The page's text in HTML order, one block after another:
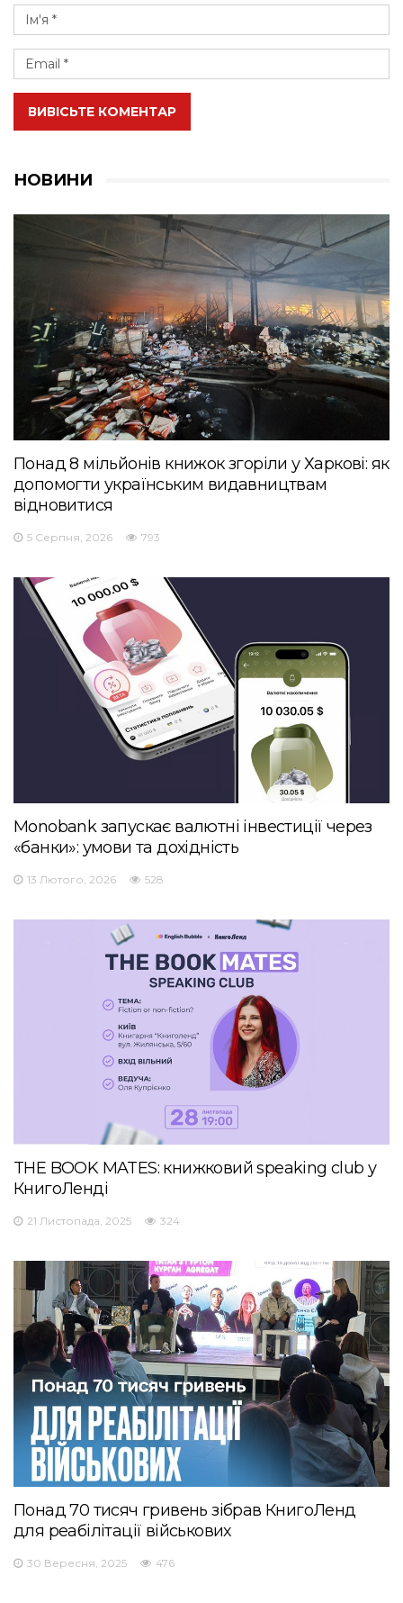
ВИВІСЬТЕ КОМЕНТАР
НОВИНИ
Понад 8 мільйонів книжок згоріли у Харкові: як
допомогти українським видавництвам
відновитися
5 Серпня, 2026 793
Monobank запускає валютні інвестиції через
«банки»: умови та дохідність
13 Лютого, 2026 528
THE BOOK MATES: книжковий speaking club у
КнигоЛенді
21 Листопада, 2025 324
Понад 70 тисяч гривень зібрав КнигоЛенд
для реабілітації військових
30 Вересня, 2025 476